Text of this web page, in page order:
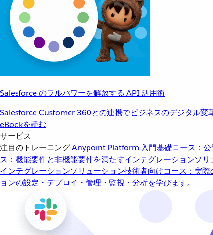
Salesforce のフルパワーを解放する API 活用術
Salesforce Customer 360との連携でビジネスのデジタル変
eBookを読む
サービス
注目のトレーニングAnypoint Platform 入門基礎コース：
ス：機能要件と非機能要件を満たすインテグレーションソリ
インテグレーションソリューション技術者向けコース：実際
ョンの設定・デプロイ・管理・監視・分析を学びます。